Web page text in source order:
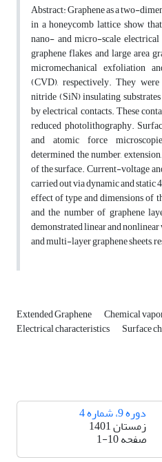
Abstract: Graphene as a two-
in a honeycomb lattice show
nano- and micro-scale
graphene flakes and large area
micromechanical exfoliation
(CVD), respectively. They
nitride (SiN) insulating
by electrical contacts. These
reduced photolithography.
and atomic force
determined the number,
of the surface. Current-voltage
carried out via dynamic and
effect of type and dimensions of
and the number of graphene
demonstrated linear and
and multi-layer graphene sheets,
Extended Graphene Chemical
Electrical characteristics Surface
دوره 9، شماره 4
زمستان 1401
صفحه1-10